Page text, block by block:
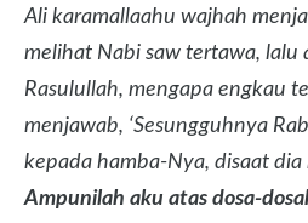
Ali karamallaahu wajhah
melihat Nabi saw tertawa, lalu
Rasulullah, mengapa engkau
menjawab, ‘Sesungguhnya
kepada hamba-Nya, disaat dia
Ampunilah aku atas dosa-